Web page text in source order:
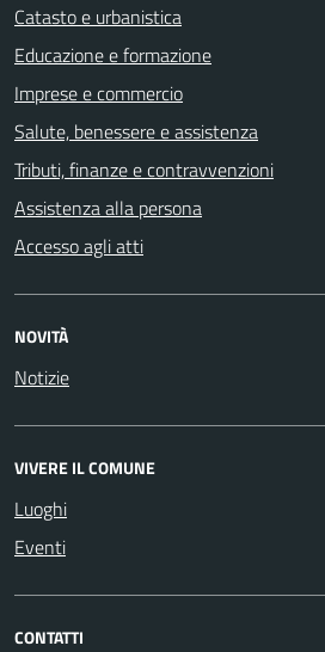
Catasto e urbanistica
Educazione e formazione
Imprese e commercio
Salute, benessere e assistenza
Tributi, finanze e contravvenzioni
Assistenza alla persona
Accesso agli atti
NOVITÀ
Notizie
VIVERE IL COMUNE
Luoghi
Eventi
CONTATTI